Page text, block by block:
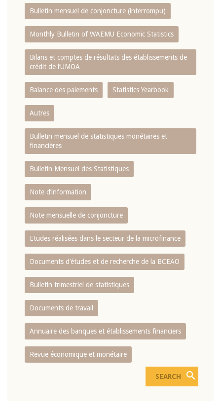
Bulletin mensuel de conjoncture (interrompu)
Monthly Bulletin of WAEMU Economic Statistics
Bilans et comptes de résultats des établissements de
crédit de l‘UMOA
Balance des paiements Statistics Yearbook
Autres
Bulletin mensuel de statistiques monétaires et
financières
Bulletin Mensuel des Statistiques
Note d’information
Note mensuelle de conjoncture
Etudes réalisées dans le secteur de la microfinance
Documents d’études et de recherche de la BCEAO
Bulletin trimestriel de statistiques
Documents de travail
Annuaire des banques et établissements financiers
Revue économique et monétaire